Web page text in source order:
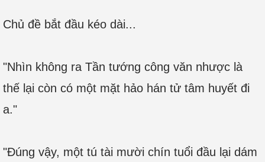
Chủ đề bắt đầu kéo dài...
"Nhìn không ra Tần tướng công văn nhược là
thế lại còn có một mặt hảo hán tử tâm huyết đi
a."
"Đúng vậy, một tú tài mười chín tuổi đầu lại dám